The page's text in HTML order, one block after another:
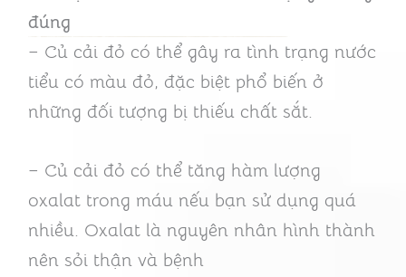
đúng
– Củ cải đỏ có thể gây ra tình trạng nước
tiểu có màu đỏ, đặc biệt phổ biến ở
những đối tượng bị thiếu chất sắt.
– Củ cải đỏ có thể tăng hàm lượng
oxalat trong máu nếu bạn sử dụng quá
nhiều. Oxalat là nguyên nhân hình thành
nên sỏi thận và bệnh